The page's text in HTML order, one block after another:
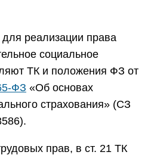
реализации права
социальное
ТК и положения ФЗ от
ФЗ «Об основах
страхования» (СЗ
прав, в ст. 21 ТК